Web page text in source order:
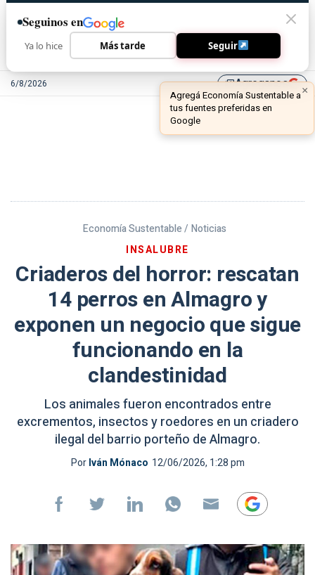
6/8/2026 library_addAgreganos
Economía Sustentable / Noticias
INSALUBRE
Criaderos del horror: rescatan
14 perros en Almagro y
exponen un negocio que sigue
funcionando en la
clandestinidad
Los animales fueron encontrados entre
excrementos, insectos y roedores en un criadero
ilegal del barrio porteño de Almagro.
PorIván Mónaco 12/06/2026, 1:28 pm
Seguinos en
Ya lo hice Más tarde Seguir